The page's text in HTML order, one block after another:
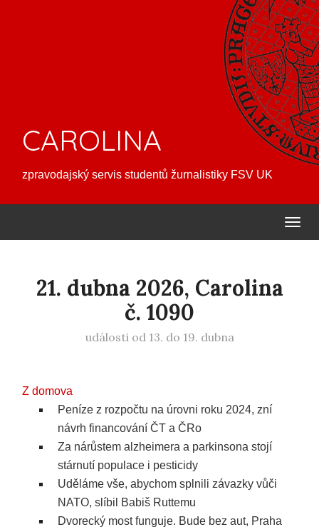
CAROLINA
zpravodajský servis studentů žurnalistiky FSV UK
21. dubna 2026, Carolina
č. 1090
události od 13. do 19. dubna
Z domova
Peníze z rozpočtu na úrovni roku 2024, zní
návrh financování ČT a ČRo
Za nárůstem alzheimera a parkinsona stojí
stárnutí populace i pesticidy
Uděláme vše, abychom splnili závazky vůči
NATO, slíbil Babiš Ruttemu
Dvorecký most funguje. Bude bez aut, Praha